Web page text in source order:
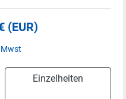
(EUR)
Einzelheiten